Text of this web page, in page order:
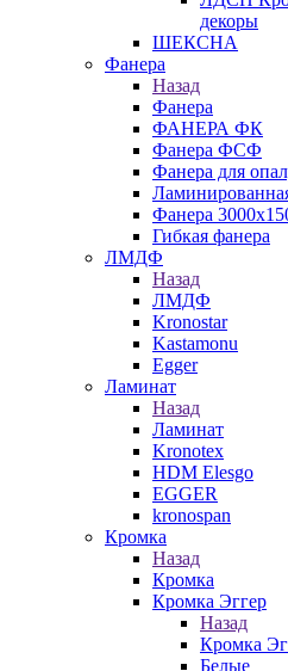
декоры
ШЕКСНА
Фанера
Назад
Фанера
ФАНЕРА ФК
Фанера ФСФ
Фанера для
Фанера
Гибкая фанера
ЛМДФ
Назад
ЛМДФ
Kronostar
Kastamonu
Egger
Ламинат
Назад
Ламинат
Kronotex
HDM Elesgo
EGGER
kronospan
Кромка
Назад
Кромка
Кромка Эггер
Назад
Кромка
Белые